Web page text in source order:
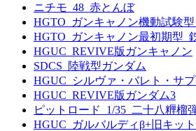
ニチモ_48_赤とんぼ
HGTO_ガンキャノン機動試験
HGTO_ガンキャノン最初期型_
HGUC_REVIVE版ガンキャノン
SDCS_陸戦型ガンダム
HGUC_シルヴァ・バレト・サ
HGUC_REVIVE版ガンダム3
ピットロード_1/35_二十八糎榴
HGUC_ガルバルディβ+旧キッ